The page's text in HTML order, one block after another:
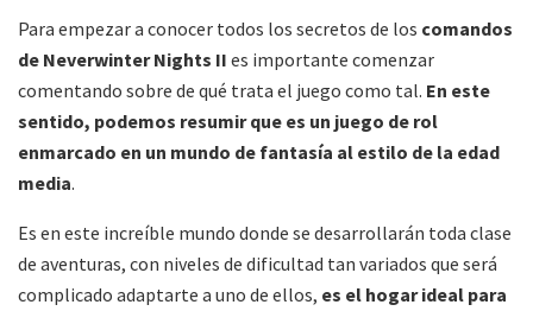
Para empezar a conocer todos los secretos de los comandos
de Neverwinter Nights II es importante comenzar
comentando sobre de qué trata el juego como tal. En este
sentido, podemos resumir que es un juego de rol
enmarcado en un mundo de fantasía al estilo de la edad
media.
Es en este increíble mundo donde se desarrollarán toda clase
de aventuras, con niveles de dificultad tan variados que será
complicado adaptarte a uno de ellos, es el hogar ideal para